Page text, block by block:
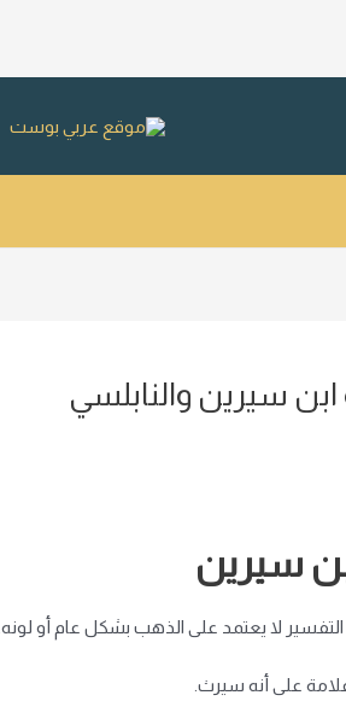
سيرين والنابلسي
سيرين
لا يعتمد على الذهب بشكل عام أو لونه.
على أنه سيرث.